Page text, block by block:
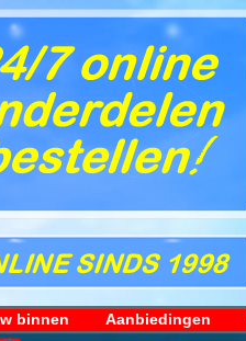
binnen Aanbiedingen